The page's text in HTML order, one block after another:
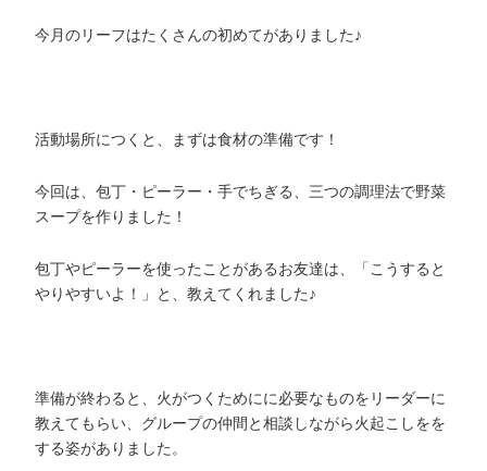
今月のリーフはたくさんの初めてがありました♪
活動場所につくと、まずは食材の準備です！
今回は、包丁・ピーラー・手でちぎる、三つの調理法で野菜
スープを作りました！
包丁やピーラーを使ったことがあるお友達は、「こうすると
やりやすいよ！」と、教えてくれました♪
準備が終わると、火がつくためにに必要なものをリーダーに
教えてもらい、グループの仲間と相談しながら火起こしをを
する姿がありました。